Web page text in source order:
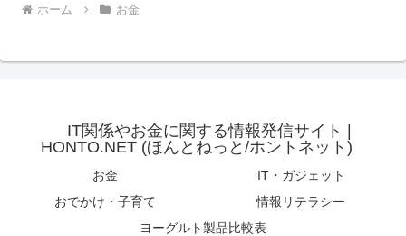
ホーム お金
IT関係やお金に関する情報発信サイト |
HONTO.NET (ほんとねっと/ホントネット)
お金
IT・ガジェット
おでかけ・子育て
情報リテラシー
ヨーグルト製品比較表